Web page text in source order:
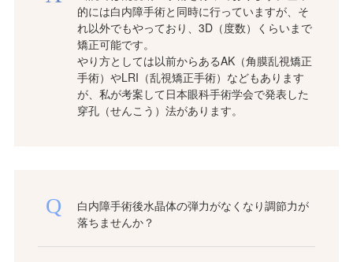
的には白内障手術と同時に行っていますが、そ
れ以外でもやっており、3D（度数）くらいまで
矯正可能です。
やり方としては以前からあるAK（角膜乱視矯正
手術）やLRI（乱視矯正手術）などもあります
が、私が考案して日本眼科手術学会で発表した
穿孔（せんこう）法があります。
白内障手術後水晶体の弾力がなくなり調節力が
落ちませんか？